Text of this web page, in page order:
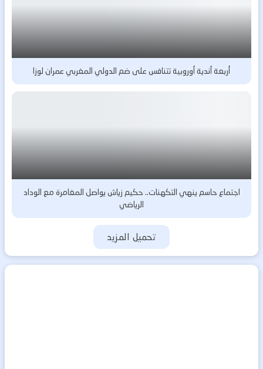
أربعة أندية أوروبية تتنافس على ضم الدولي المغربي عمران لوزا
اجتماع حاسم ينهي التكهنات.. حكيم زياش يواصل المغامرة مع الوداد
الرياضي
تحميل المزيد